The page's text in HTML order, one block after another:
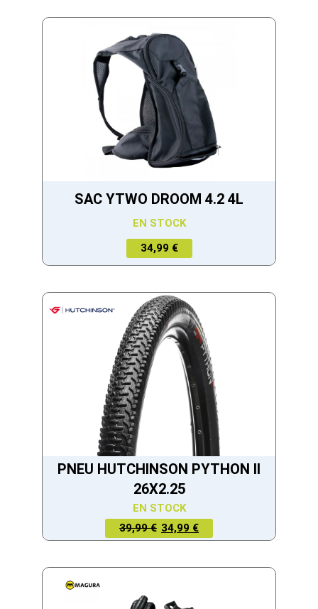
SAC YTWO DROOM 4.2 4L
EN STOCK
34,99 €
PNEU HUTCHINSON PYTHON II
26X2.25
EN STOCK
39,99 €
LE PRIX
INITIAL
34,99 €
LE PRIX
ACTUEL